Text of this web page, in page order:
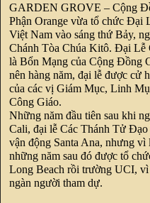
GARDEN GROVE – Cộng
Phận Orange vừa tổ chức
Việt Nam vào sáng thứ Bảy,
Chánh Tòa Chúa Kitô. Đại
là Bổn Mạng của Cộng Đồng
nên hàng năm, đại lễ được cử
của các vị Giám Mục, Linh
Công Giáo.
Những năm đầu tiên sau khi
Cali, đại lễ Các Thánh Tử
vận động Santa Ana, nhưng
những năm sau đó được tổ
Long Beach rồi trường UCI,
ngàn người tham dự.